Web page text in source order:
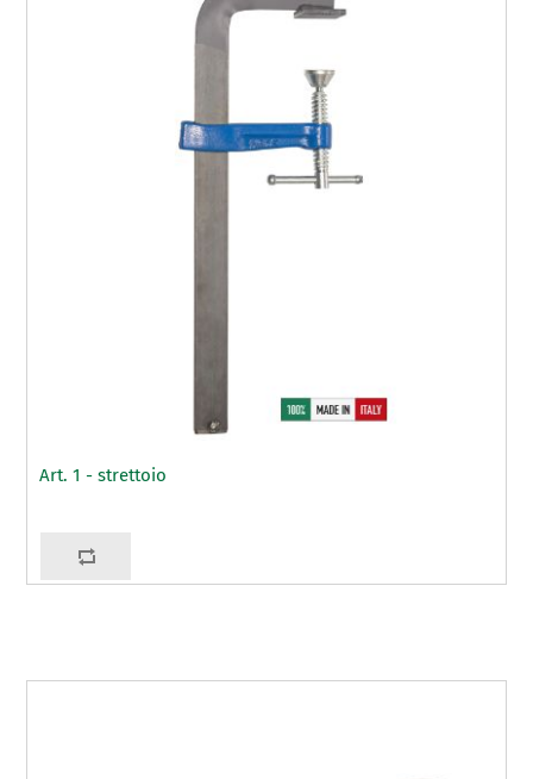
Art. 1 - strettoio